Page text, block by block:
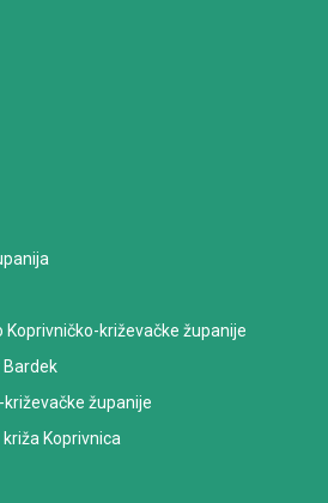
križevačke županije
Bardek
županije
Koprivnica